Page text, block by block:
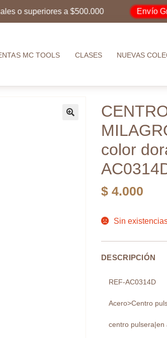
superiores a $500.000 Envío Gratis
MC TOOLS CLASES NUEVAS
color
$ 4.000
Sin
DESCRIPCIÓN
REF-AC0314D
Acero>Centro
centro pulsera|en